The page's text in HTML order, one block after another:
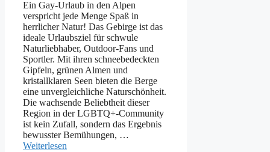
Ein Gay-Urlaub in den Alpen
verspricht jede Menge Spaß in
herrlicher Natur! Das Gebirge ist das
ideale Urlaubsziel für schwule
Naturliebhaber, Outdoor-Fans und
Sportler. Mit ihren schneebedeckten
Gipfeln, grünen Almen und
kristallklaren Seen bieten die Berge
eine unvergleichliche Naturschönheit.
Die wachsende Beliebtheit dieser
Region in der LGBTQ+-Community
ist kein Zufall, sondern das Ergebnis
bewusster Bemühungen, …
Weiterlesen